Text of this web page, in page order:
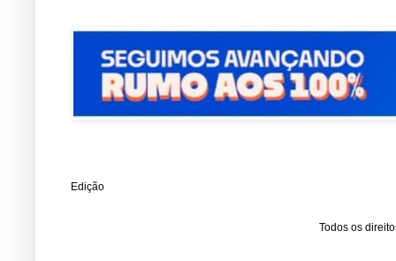
Edição
Todos os